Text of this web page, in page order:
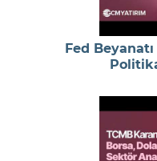
Fed